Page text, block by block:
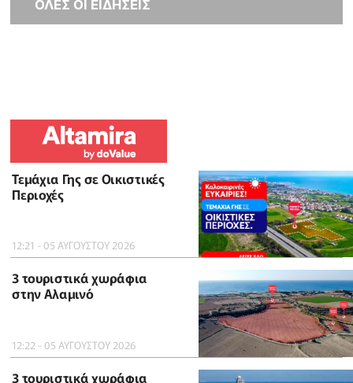
ΟΛΕΣ ΟΙ ΕΙΔΗΣΕΙΣ
Τεμάχια Γης σε Οικιστικές
Περιοχές
12:21 - 05 ΑΥΓΟΥΣΤΟΥ 2026
3 τουριστικά χωράφια
στην Αλαμινό
12:22 - 05 ΑΥΓΟΥΣΤΟΥ 2026
3 τουριστικά χωράφια